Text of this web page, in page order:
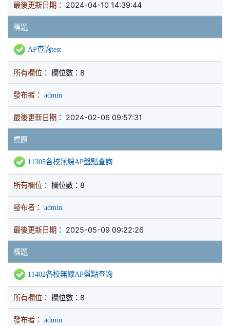
最後更新日期： 2024-04-10 14:39:44
標題
AP查詢test
所有欄位： 欄位數：8
發布者： admin
最後更新日期： 2024-02-06 09:57:31
標題
11305各校無線AP盤點查詢
所有欄位： 欄位數：8
發布者： admin
最後更新日期： 2025-05-09 09:22:26
標題
11402各校無線AP盤點查詢
所有欄位： 欄位數：8
發布者： admin